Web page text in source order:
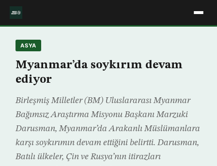
ASYA
Myanmar’da soykırım devam
ediyor
Birleşmiş Milletler (BM) Uluslararası Myanmar
Bağımsız Araştırma Misyonu Başkanı Marzuki
Darusman, Myanmar’da Arakanlı Müslümanlara
karşı soykırımın devam ettiğini belirtti. Darusman,
Batılı ülkeler, Çin ve Rusya’nın itirazları